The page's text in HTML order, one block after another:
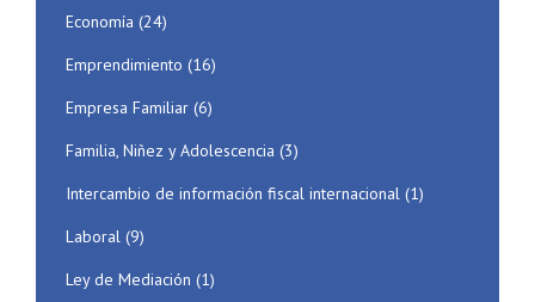
Economía (24)
Emprendimiento (16)
Empresa Familiar (6)
Familia, Niñez y Adolescencia (3)
Intercambio de información fiscal internacional (1)
Laboral (9)
Ley de Mediación (1)